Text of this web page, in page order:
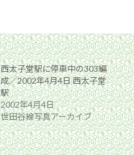
西太子堂駅に停車中の303編
成／2002年4月4日 西太子堂
駅
2002年4月4日
世田谷線写真アーカイブ